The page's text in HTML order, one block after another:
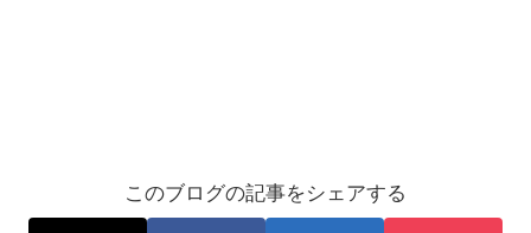
このブログの記事をシェアする